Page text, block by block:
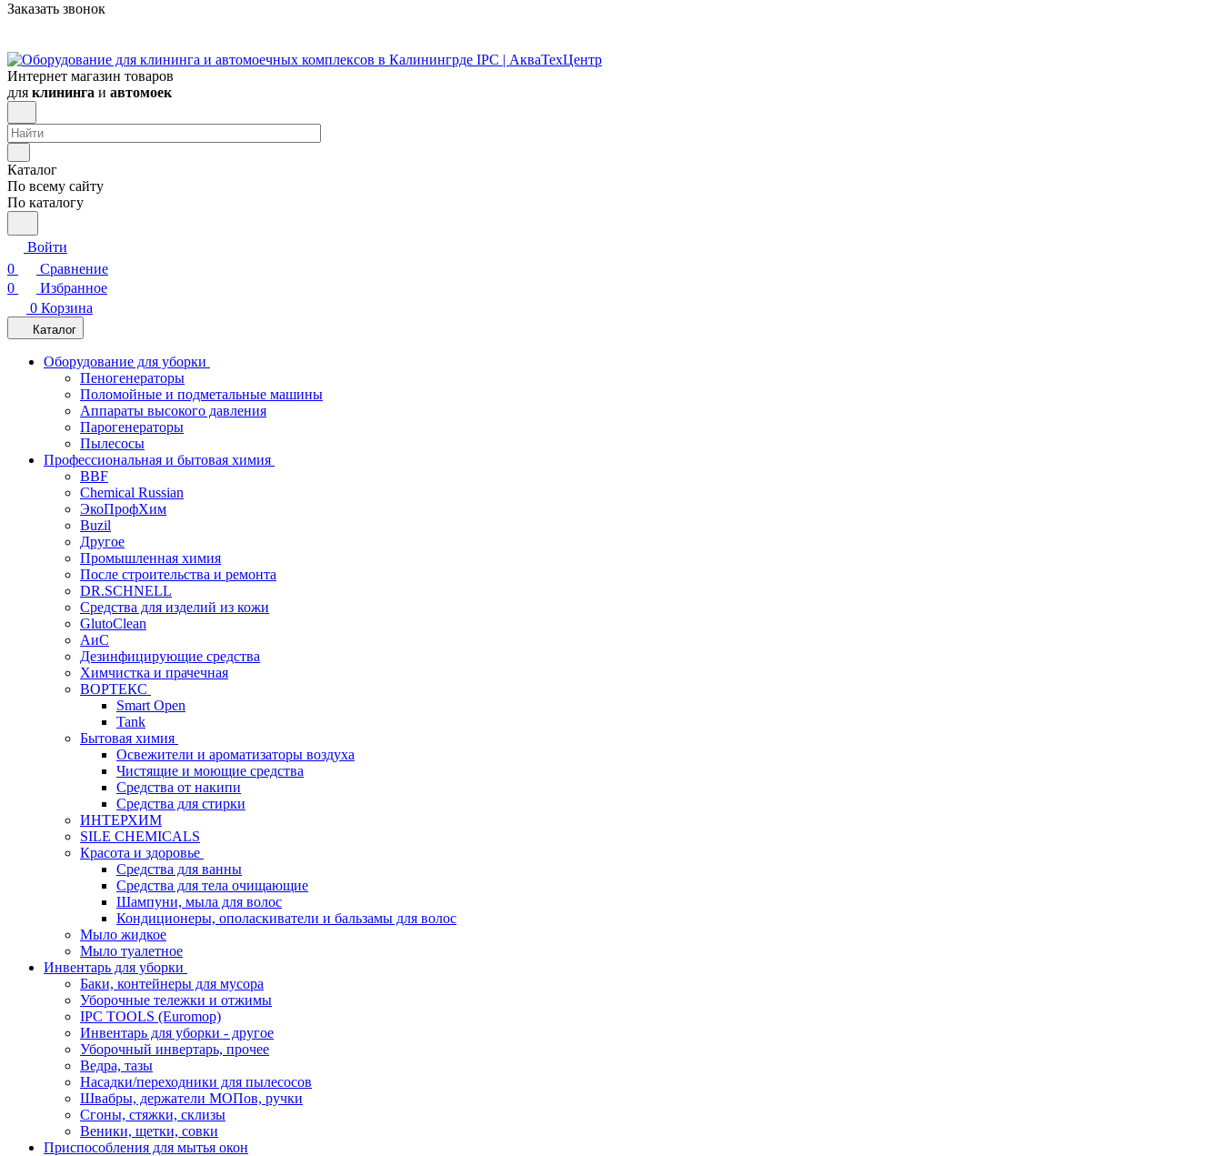
Заказать звонок
Интернет магазин товаров
для клининга и автомоек
Каталог
По всему сайту
По каталогу
Войти
0
Сравнение
0
Избранное
0 Корзина
Каталог
Оборудование для уборки
Пеногенераторы
Поломойные и подметальные машины
Аппараты высокого давления
Парогенераторы
Пылесосы
Профессиональная и бытовая химия
BBF
Chemical Russian
ЭкоПрофХим
Buzil
Другое
Промышленная химия
После строительства и ремонта
DR.SCHNELL
Средства для изделий из кожи
GlutoClean
АиС
Дезинфицирующие средства
Химчистка и прачечная
ВОРТЕКС
Smart Open
Tank
Бытовая химия
Освежители и ароматизаторы воздуха
Чистящие и моющие средства
Средства от накипи
Средства для стирки
ИНТЕРХИМ
SILE CHEMICALS
Красота и здоровье
Средства для ванны
Средства для тела очищающие
Шампуни, мыла для волос
Кондиционеры, ополаскиватели и бальзамы для волос
Мыло жидкое
Мыло туалетное
Инвентарь для уборки
Баки, контейнеры для мусора
Уборочные тележки и отжимы
IPC TOOLS (Euromop)
Инвентарь для уборки - другое
Уборочный инвертарь, прочее
Ведра, тазы
Насадки/переходники для пылесосов
Швабры, держатели МОПов, ручки
Сгоны, стяжки, склизы
Веники, щетки, совки
Приспособления для мытья окон